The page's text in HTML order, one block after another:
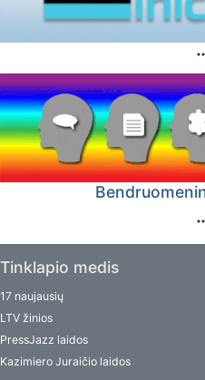
Tinklapio medis
17 naujausių
LTV žinios
PressJazz laidos
Kazimiero Juraičio laidos